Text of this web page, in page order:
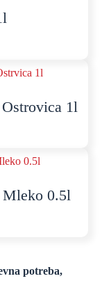
1l
Mleko 0.5l
potreba,